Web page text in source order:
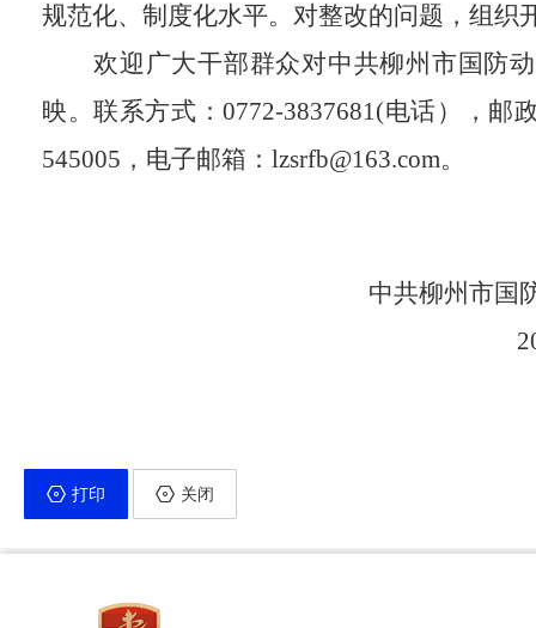
规范化、制度化水平。 对整改的问题，组织
欢迎广大干部群众对中共柳州市国防
映。联系方式：0772-3837681(电话），邮
545005 ，电子邮箱： lzsrfb@163.com。
中共柳州市国
打印 关闭